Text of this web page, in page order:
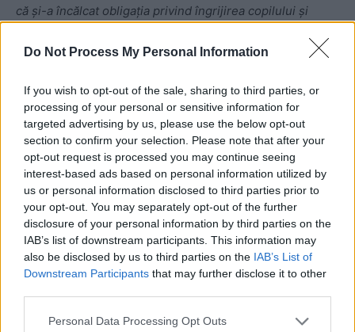
Do Not Process My Personal Information
If you wish to opt-out of the sale, sharing to third parties, or
processing of your personal or sensitive information for
targeted advertising by us, please use the below opt-out
section to confirm your selection. Please note that after your
opt-out request is processed you may continue seeing
interest-based ads based on personal information utilized by
us or personal information disclosed to third parties prior to
your opt-out. You may separately opt-out of the further
disclosure of your personal information by third parties on the
IAB’s list of downstream participants. This information may
also be disclosed by us to third parties on the IAB’s List of
Downstream Participants that may further disclose it to other
Personal Data Processing Opt Outs
că și-a încălcat obligația privind îngrijirea copilului și
Newsweek)
- Advertisement -